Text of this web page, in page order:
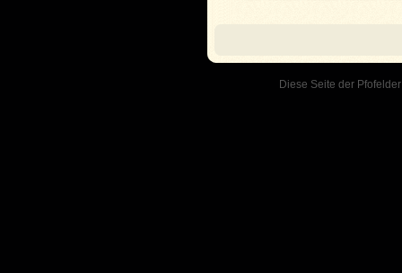
Diese Seite der